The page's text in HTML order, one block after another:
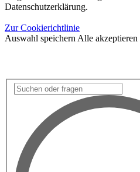
Datenschutzerklärung.
Zur Cookierichtlinie
Auswahl speichern Alle akzeptieren